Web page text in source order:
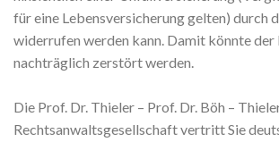
für eine Lebensversicherung gelten) durch
widerrufen werden kann. Damit könnte
nachträglich zerstört werden.
Die Prof. Dr. Thieler – Prof. Dr. Böh –
Rechtsanwaltsgesellschaft vertritt Sie